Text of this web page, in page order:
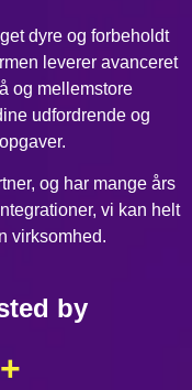
dyre og forbeholdt
leverer avanceret
og mellemstore
udfordrende og
og har mange års
vi kan helt
virksomhed.
by
+